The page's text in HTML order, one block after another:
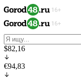
$82,16
€94,83